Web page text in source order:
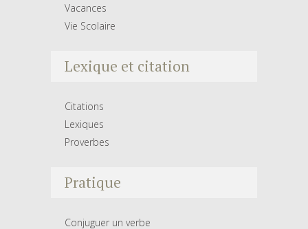
Vacances
Vie Scolaire
Lexique et citation
Citations
Lexiques
Proverbes
Pratique
Conjuguer un verbe